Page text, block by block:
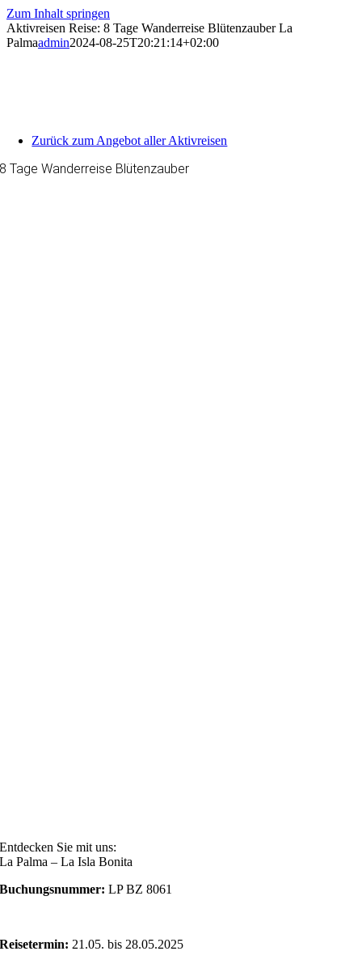
Zum Inhalt springen
Aktivreisen Reise: 8 Tage Wanderreise Blütenzauber La
Palmaadmin2024-08-25T20:21:14+02:00
Zurück zum Angebot aller Aktivreisen
8 Tage Wanderreise Blütenzauber
Entdecken Sie mit uns:
La Palma – La Isla Bonita
Buchungsnummer:LP BZ 8061
Reisetermin: 21.05. bis 28.05.2025